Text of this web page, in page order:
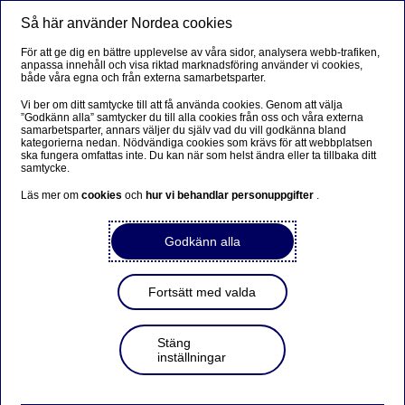
Handel med utlandet
Disclaimer
Disclaimer
All marknadsinformation på den här Internetsidan
härrör från Nordea Markets*.
Priserna är endast avsedda för informationsändamål. De
är inte representativa för den nivå på vilken vi idag skulle
ingå, ge i uppdrag, avsluta eller avbryta en transaktion,
Så här använder Nordea cookies
För att ge dig en bättre upplevelse av våra sidor, analysera webb-trafiken,
anpassa innehåll och visa riktad marknadsföring använder vi cookies,
både våra egna och från externa samarbetsparter.
Vi ber om ditt samtycke till att få använda cookies. Genom att välja
”Godkänn alla” samtycker du till alla cookies från oss och våra externa
samarbetsparter, annars väljer du själv vad du vill godkänna bland
kategorierna nedan. Nödvändiga cookies som krävs för att webbplatsen
ska fungera omfattas inte. Du kan när som helst ändra eller ta tillbaka ditt
samtycke.
Läs mer omcookiesoch hur vi behandlar personuppgifter .
Godkänn alla
Fortsätt med valda
Stäng
inställningar